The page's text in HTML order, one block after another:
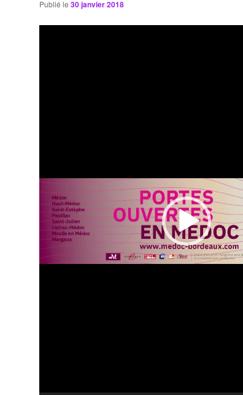
Publié le 30 janvier 2018